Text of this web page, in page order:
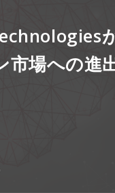
市場への進